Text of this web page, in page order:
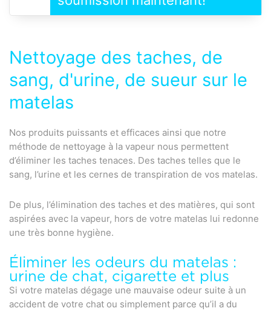
Nettoyage des taches, de
sang, d'urine, de sueur sur le
matelas
Nos produits puissants et efficaces ainsi que notre
méthode de nettoyage à la vapeur nous permettent
d’éliminer les taches tenaces. Des taches telles que le
sang, l’urine et les cernes de transpiration de vos matelas.
De plus, l’élimination des taches et des matières, qui sont
aspirées avec la vapeur, hors de votre matelas lui redonne
une très bonne hygiène.
Éliminer les odeurs du matelas :
urine de chat, cigarette et plus
Si votre matelas dégage une mauvaise odeur suite à un
accident de votre chat ou simplement parce qu’il a du